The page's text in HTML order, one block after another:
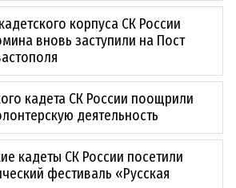
корпуса СК России
вновь заступили на Пост
кадета СК России поощрили
деятельность
кадеты СК России посетили
фестиваль «Русская